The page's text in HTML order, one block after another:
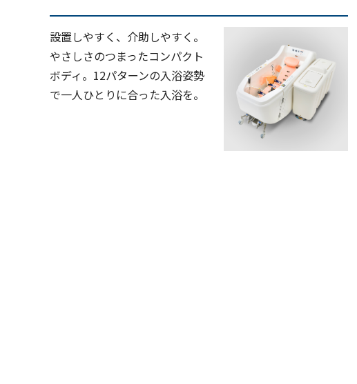
設置しやすく、介助しやすく。
やさしさのつまったコンパクト
ボディ。12パターンの入浴姿勢
で一人ひとりに合った入浴を。